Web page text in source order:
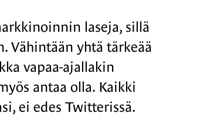
laseja, sillä
Vähintään yhtä tärkeää
vapaa-ajallakin
antaa olla. Kaikki
ei edes Twitterissä.